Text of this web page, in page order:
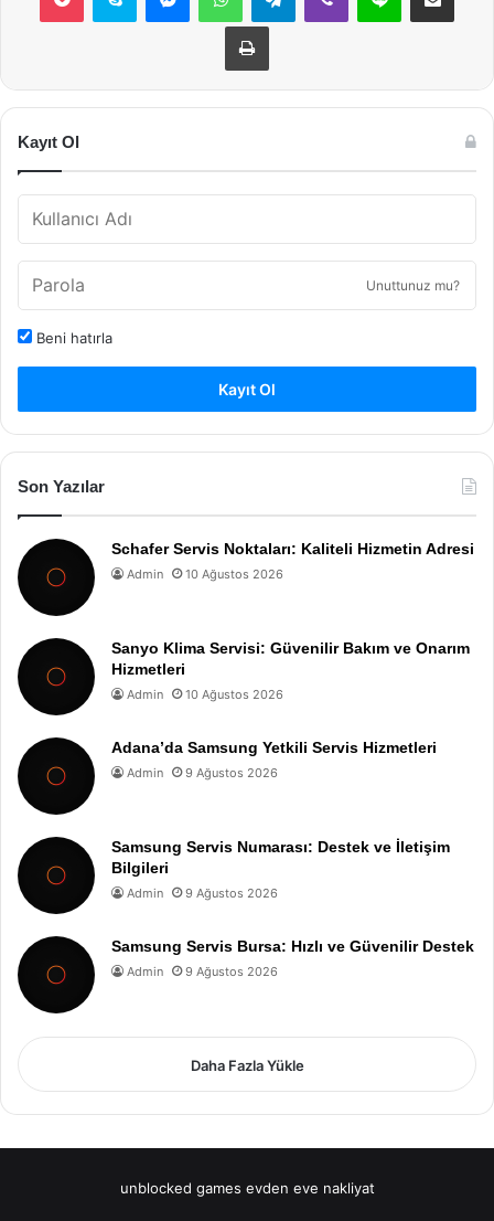
Yazdır
Kayıt Ol
Unuttunuz mu?
Beni hatırla
Kayıt Ol
Son Yazılar
Schafer Servis Noktaları: Kaliteli Hizmetin Adresi
Admin 10 Ağustos 2026
Sanyo Klima Servisi: Güvenilir Bakım ve Onarım
Hizmetleri
Admin 10 Ağustos 2026
Adana’da Samsung Yetkili Servis Hizmetleri
Admin 9 Ağustos 2026
Samsung Servis Numarası: Destek ve İletişim
Bilgileri
Admin 9 Ağustos 2026
Samsung Servis Bursa: Hızlı ve Güvenilir Destek
Admin 9 Ağustos 2026
Daha Fazla Yükle
unblocked games evden eve nakliyat